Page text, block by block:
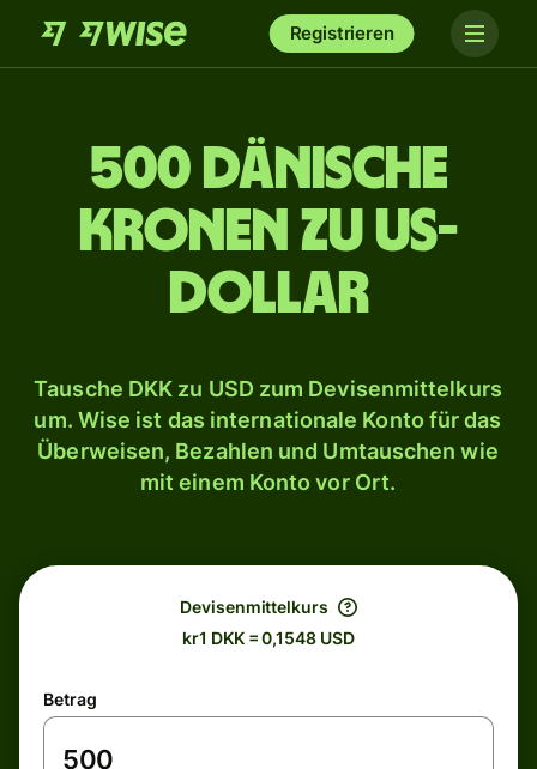
Registrieren
500 dänische
Kronen zu US-
Dollar
Tausche DKK zu USD zum Devisenmittelkurs
um. Wise ist das internationale Konto für das
Überweisen, Bezahlen und Umtauschen wie
mit einem Konto vor Ort.
Devisenmittelkurs
kr1 DKK = 0,1548 USD
Betrag